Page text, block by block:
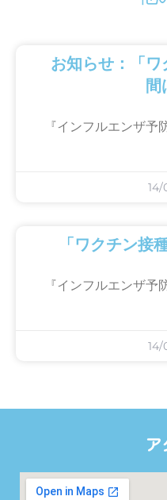
お知らせ：「ワ
間
『インフルエンザ
14/
「ワクチン接
『インフルエンザ
14/
ア